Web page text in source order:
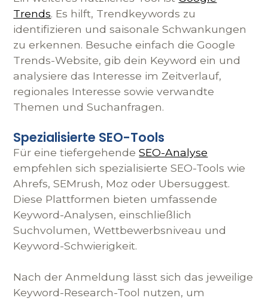
Trends. Es hilft, Trendkeywords zu
identifizieren und saisonale Schwankungen
zu erkennen. Besuche einfach die Google
Trends-Website, gib dein Keyword ein und
analysiere das Interesse im Zeitverlauf,
regionales Interesse sowie verwandte
Themen und Suchanfragen.
Spezialisierte SEO-Tools
Für eine tiefergehendeSEO-Analyse
empfehlen sich spezialisierte SEO-Tools wie
Ahrefs, SEMrush, Moz oder Ubersuggest.
Diese Plattformen bieten umfassende
Keyword-Analysen, einschließlich
Suchvolumen, Wettbewerbsniveau und
Keyword-Schwierigkeit.
Nach der Anmeldung lässt sich das jeweilige
Keyword-Research-Tool nutzen, um